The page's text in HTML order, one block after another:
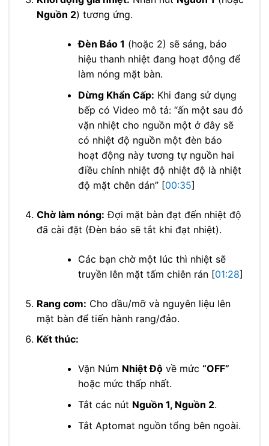
Nguồn 2) tương ứng.
Đèn Báo 1 (hoặc 2) sẽ sáng, báo
hiệu thanh nhiệt đang hoạt động để
làm nóng mặt bàn.
Dừng Khẩn Cấp: Khi đang sử dụng
bếp có Video mô tả: “ấn một sau đó
vặn nhiệt cho nguồn một ở đây sẽ
có nhiệt độ nguồn một đèn báo
hoạt động này tương tự nguồn hai
điều chỉnh nhiệt độ nhiệt độ là nhiệt
độ mặt chên dán” [00:35]
Chờ làm nóng: Đợi mặt bàn đạt đến nhiệt độ
đã cài đặt (Đèn báo sẽ tắt khi đạt nhiệt).
Các bạn chờ một lúc thì nhiệt sẽ
truyền lên mặt tấm chiên rán [01:28]
Rang cơm: Cho dầu/mỡ và nguyên liệu lên
mặt bàn để tiến hành rang/đảo.
Kết thúc:
Vặn Núm Nhiệt Độvề mức “OFF”
hoặc mức thấp nhất.
Tắt các nút Nguồn 1, Nguồn 2.
Tắt Aptomat nguồn tổng bên ngoài.